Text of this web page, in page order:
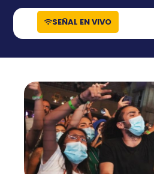
contenido
SEÑAL EN VIVO